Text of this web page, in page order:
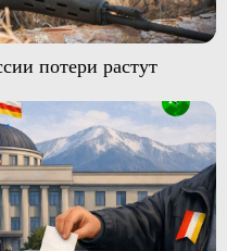
потери растут